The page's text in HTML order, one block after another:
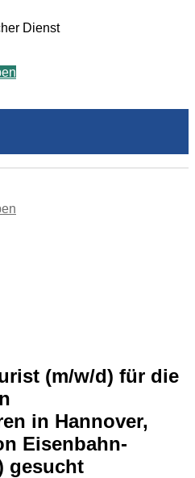
Dienst
(m/w/d) für die
in Hannover,
Eisenbahn-
gesucht